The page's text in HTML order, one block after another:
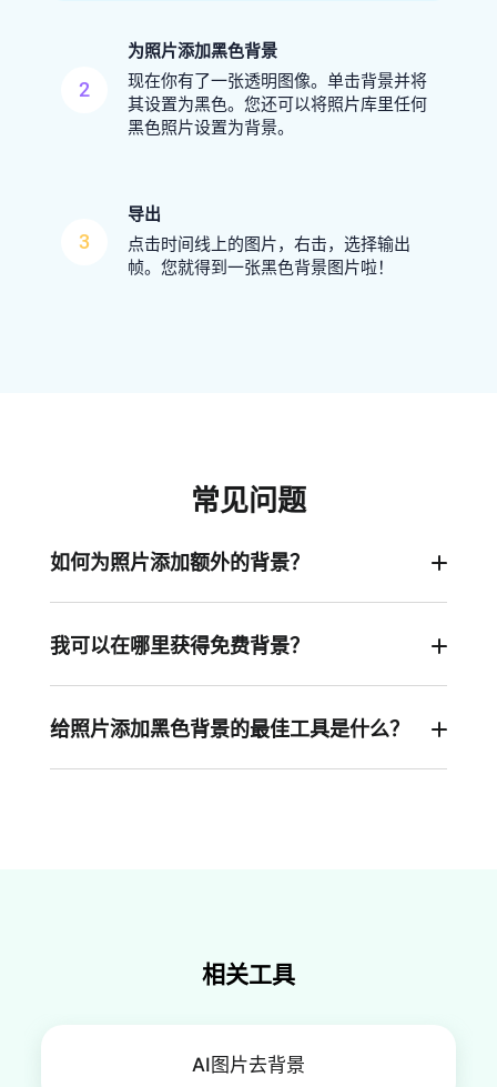
2
为照片添加黑色背景
现在你有了一张透明图像。单击背景并将
其设置为黑色。您还可以将照片库里任何
黑色照片设置为背景。
3
导出
点击时间线上的图片，右击，选择输出
帧。您就得到一张黑色背景图片啦！
常见问题
如何为照片添加额外的背景？
背景照片应用到时间线，然后将照片添加为图层。
我可以在哪里获得免费背景？
片视频的素材库。输入您想查找的背景图片关键
给照片添加黑色背景的最佳工具是什么？
相关工具
AI图片去背景